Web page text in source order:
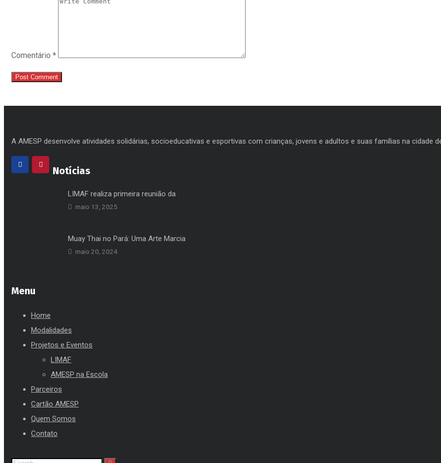
Comentário *
A AMESP desenvolve atividades solidárias, socioeducativas e esportivas com crianças, jovens e adultos e suas famílias na cidade
Notícias
LIMAF realiza primeira reunião da
maio 13, 2025
Muay Thai no Pará: Uma Arte Marcia
maio 20, 2024
Menu
Home
Modalidades
Projetos e Eventos
LIMAF
AMESP na Escola
Parceiros
Cartão AMESP
Quem Somos
Contato